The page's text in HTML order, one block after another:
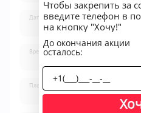
Дата
Время
Площадка
Чтобы закрепить за
введите телефон в
на кнопку "Хочу!"
До окончания акции
осталось: